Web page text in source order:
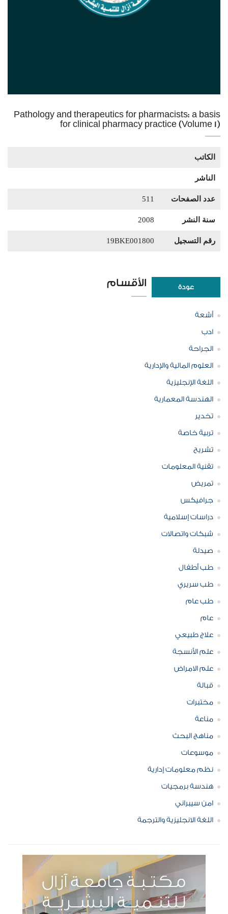
Pathology and therapeutics for pharmacists: a basis
for clinical pharmacy practice (Volume 1)
الكاتب
الناشر
عدد الصفحات 511
سنة النشر 2008
رقم التسجيل 19BKE001800
عودة الأقسام
أشعة
ادب
الجراحة
العلوم المالية والإدارية
اللغة الإنجليزية
الهندسة المعمارية
تخدير
تربية خاصة
تشريح
تقنية المعلومات
تمريض
جرافيكس
دراسات إسلامية
شبكات واتصالات
صيدلة
طب أطفال
طب سريري
طب عام
عام
علاج طبيعي
علم الأنسجة
علم الامراض
قبالة
مختبرات
مناعة
مناهج البحث
موسوعات
نظم معلومات إدارية
هندسة برمجيات
امن سيبراني
اللغة الانجليزية والترجمة